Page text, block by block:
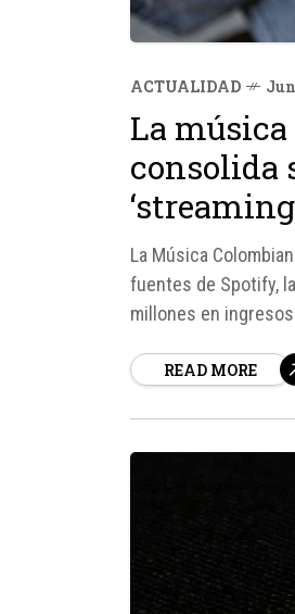
ACTUALIDAD
La
consolida
‘streaming
La Música
fuentes de Spotify,
millones en
READ MORE